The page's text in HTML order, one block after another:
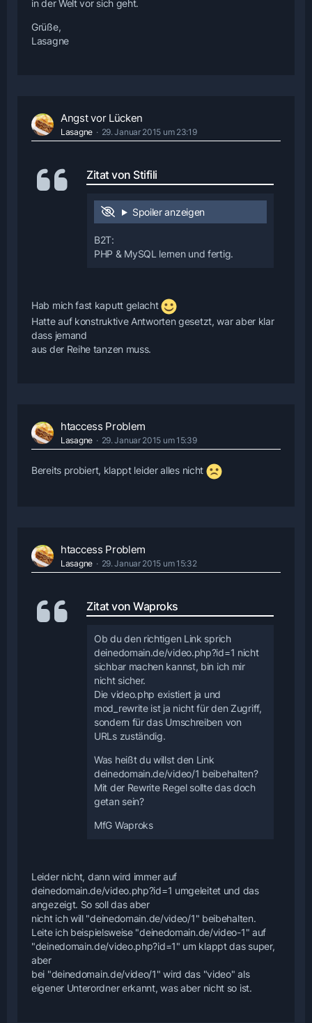
in der Welt vor sich geht.
Grüße,
Lasagne
Angst vor Lücken
Lasagne 29. Januar 2015 um 23:19
Zitat von Stifili
Spoiler anzeigen
B2T:
PHP & MySQL lernen und fertig.
Hab mich fast kaputt gelacht
Hatte auf konstruktive Antworten gesetzt, war aber klar
dass jemand
aus der Reihe tanzen muss.
htaccess Problem
Lasagne 29. Januar 2015 um 15:39
Bereits probiert, klappt leider alles nicht
htaccess Problem
Lasagne 29. Januar 2015 um 15:32
Zitat von Waproks
Ob du den richtigen Link sprich
deinedomain.de/video.php?id=1 nicht
sichbar machen kannst, bin ich mir
nicht sicher.
Die video.php existiert ja und
mod_rewrite ist ja nicht für den Zugriff,
sondern für das Umschreiben von
URLs zuständig.
Was heißt du willst den Link
deinedomain.de/video/1 beibehalten?
Mit der Rewrite Regel sollte das doch
getan sein?
MfG Waproks
Leider nicht, dann wird immer auf
deinedomain.de/video.php?id=1 umgeleitet und das
angezeigt. So soll das aber
nicht ich will "deinedomain.de/video/1" beibehalten.
Leite ich beispielsweise "deinedomain.de/video-1" auf
"deinedomain.de/video.php?id=1" um klappt das super,
aber
bei "deinedomain.de/video/1" wird das "video" als
eigener Unterordner erkannt, was aber nicht so ist.